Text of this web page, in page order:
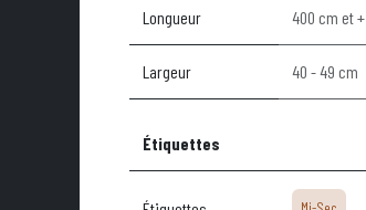
Longueur 400 cm et +
Largeur 40 - 49 cm
Étiquettes